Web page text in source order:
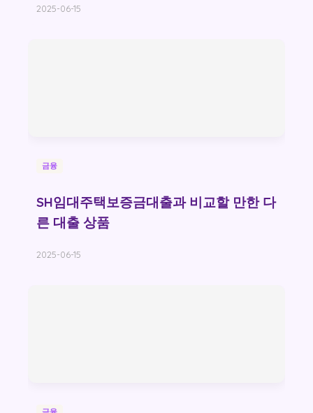
2025-06-15
금융
SH임대주택보증금대출과 비교할 만한 다
른 대출 상품
2025-06-15